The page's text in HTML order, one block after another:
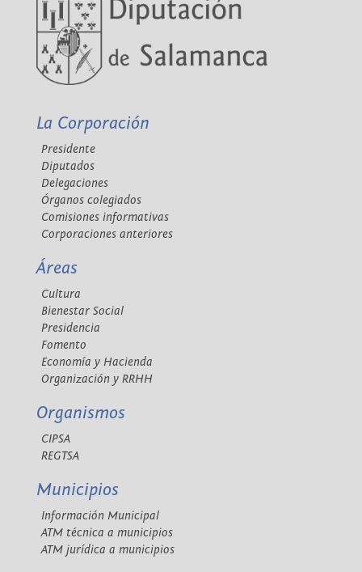
La Corporación
Presidente
Diputados
Delegaciones
Órganos colegiados
Comisiones informativas
Corporaciones anteriores
Áreas
Cultura
Bienestar Social
Presidencia
Fomento
Economía y Hacienda
Organización y RRHH
Organismos
CIPSA
REGTSA
Municipios
Información Municipal
ATM técnica a municipios
ATM jurídica a municipios